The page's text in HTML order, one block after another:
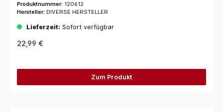
Produktnummer: 120612
Hersteller: DIVERSE HERSTELLER
Lieferzeit: Sofort verfügbar
22,99 €
Zum Produkt